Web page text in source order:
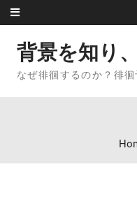
Skip to content
背景を知り
なぜ徘徊するのか？徘